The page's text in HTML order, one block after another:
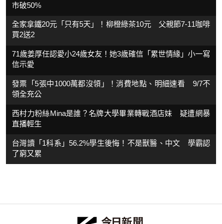
市破50%
全家拿鐵20元「只有5天」！柳橙綠茶10元 父親節7-11咖啡
買2送2
71歲姜厚任認愛小24歲女友！她3歲確信「累世情緣」小一寫
信示愛
發票「5張中1000萬都沒領」！消費地點、明細速看 9/7不
領全充公
西村力粉絲Mina是誰？名牌大學畢業轉戰酒店妹 疑遭網暴
直播輕生
台灣讀「1科系」56.2%學生後悔！不是獸醫、中文 學霸認
了窮又累